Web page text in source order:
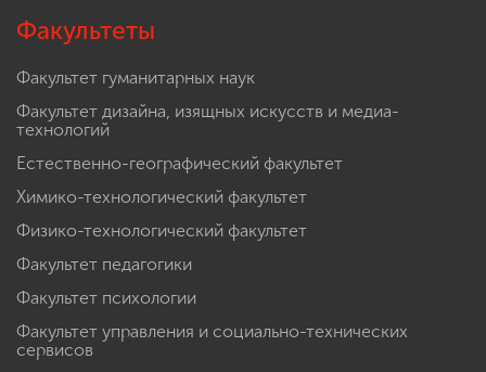
Факультеты
Факультет гуманитарных наук
Факультет дизайна, изящных искусств и медиа-
технологий
Естественно-географический факультет
Химико-технологический факультет
Физико-технологический факультет
Факультет педагогики
Факультет психологии
Факультет управления и социально-технических
сервисов